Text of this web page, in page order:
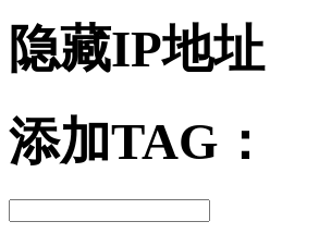
隐藏IP地址
添加TAG：